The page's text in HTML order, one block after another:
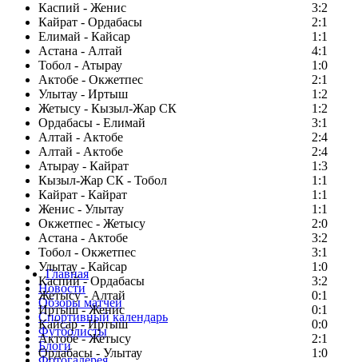
Каспий - Женис
3:2
Кайрат - Ордабасы
2:1
Елимай - Кайсар
1:1
Астана - Алтай
4:1
Тобол - Атырау
1:0
Актобе - Окжетпес
2:1
Улытау - Иртыш
1:2
Жетысу - Кызыл-Жар СК
1:2
Ордабасы - Елимай
3:1
Алтай - Актобе
2:4
Алтай - Актобе
2:4
Атырау - Кайрат
1:3
Кызыл-Жар СК - Тобол
1:1
Кайрат - Кайрат
1:1
Женис - Улытау
1:1
Окжетпес - Жетысу
2:0
Астана - Актобе
3:2
Тобол - Окжетпес
3:1
Улытау - Кайсар
1:0
Каспий - Ордабасы
3:2
Жетысу - Алтай
0:1
Иртыш - Женис
0:1
Кайсар - Иртыш
0:0
Актобе - Жетысу
2:1
Ордабасы - Улытау
1:0
Главная
Новости
Обзоры матчей
Спортивный календарь
Футболисты
Блоги